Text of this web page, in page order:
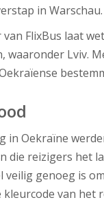
in
FlixBus laat
waaronder Lviv.
in Oekraïne
die reizigers het
genoeg is
kleurcode van het